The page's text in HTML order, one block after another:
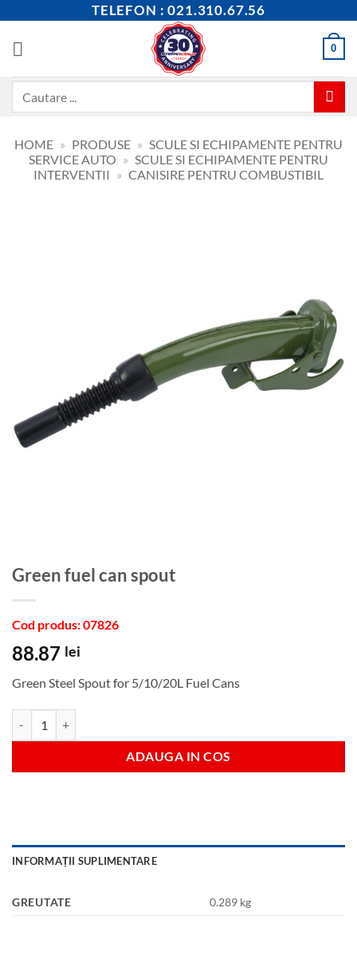
content
TELEFON : 021.310.67.56
0
HOME » PRODUSE » SCULE SI ECHIPAMENTE PENTRU
SERVICE AUTO » SCULE SI ECHIPAMENTE PENTRU
INTERVENTII » CANISIRE PENTRU COMBUSTIBIL
Green fuel can spout
Cod produs: 07826
88.87 lei
Green Steel Spout for 5/10/20L Fuel Cans
ADAUGA IN COS
INFORMAȚII SUPLIMENTARE
GREUTATE 0.289 kg